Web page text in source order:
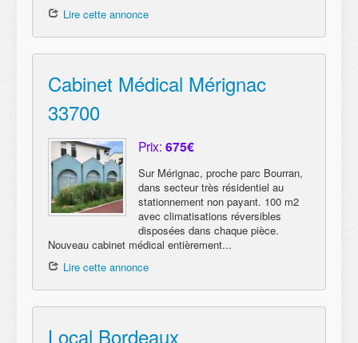
Lire cette annonce
Cabinet Médical Mérignac
33700
Prix: 675€
Sur Mérignac, proche parc Bourran,
dans secteur très résidentiel au
stationnement non payant. 100 m2
avec climatisations réversibles
disposées dans chaque pièce.
Nouveau cabinet médical entièrement...
Lire cette annonce
Local Bordeaux